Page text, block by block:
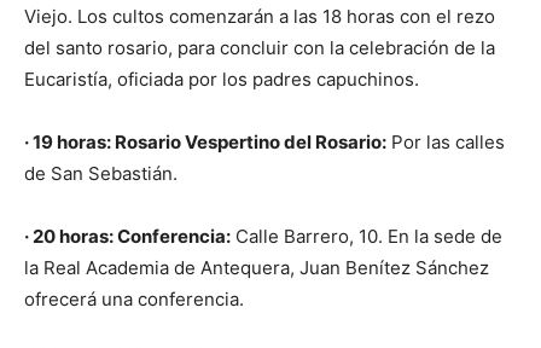
Viejo. Los cultos comenzarán a las 18 horas con el rezo
del santo rosario, para concluir con la celebración de la
Eucaristía, oficiada por los padres capuchinos.
· 19 horas: Rosario Vespertino del Rosario: Por las calles
de San Sebastián.
· 20 horas: Conferencia: Calle Barrero, 10. En la sede de
la Real Academia de Antequera, Juan Benítez Sánchez
ofrecerá una conferencia.